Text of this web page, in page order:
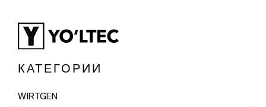
КАТЕГОРИИ
WIRTGEN